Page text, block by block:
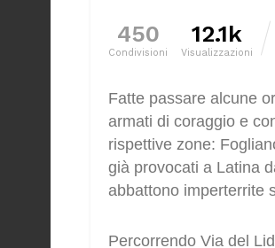
450
Condivisioni
12.1k
Visualizzazioni
Fatte passare alcune
armati di coraggio e
rispettive zone:
già provocati a Latina
abbattono imperterrite
Percorrendo Via del